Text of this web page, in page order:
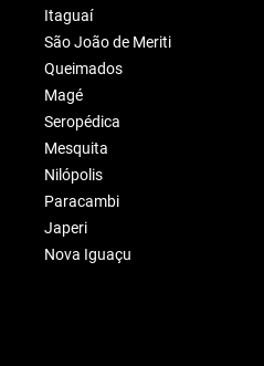
Itaguaí
São João de Meriti
Queimados
Magé
Seropédica
Mesquita
Nilópolis
Paracambi
Japeri
Nova Iguaçu